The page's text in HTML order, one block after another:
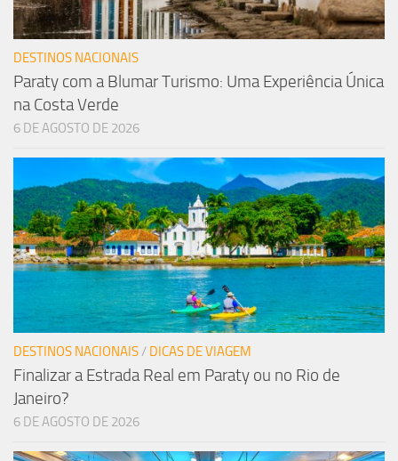
DESTINOS NACIONAIS
Paraty com a Blumar Turismo: Uma Experiência Única
na Costa Verde
6 DE AGOSTO DE 2026
DESTINOS NACIONAIS/ DICAS DE VIAGEM
Finalizar a Estrada Real em Paraty ou no Rio de
Janeiro?
6 DE AGOSTO DE 2026